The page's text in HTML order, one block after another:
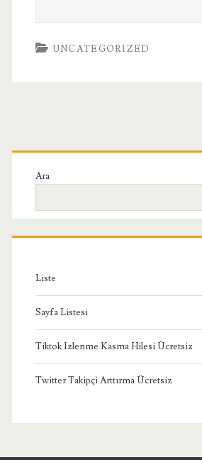
UNCATEGORIZED
Birincil
Yan
Menü
Ara
Liste
Sayfa Listesi
Tiktok Izlenme Kasma Hilesi Ücretsiz
Twitter Takipçi Arttırma Ücretsiz